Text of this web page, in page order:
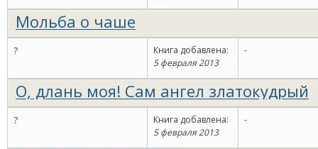
Мольба о чаше
?
Книга добавлена:
5 февраля 2013
-
О, длань моя! Сам ангел златокудрый
?
Книга добавлена:
5 февраля 2013
-